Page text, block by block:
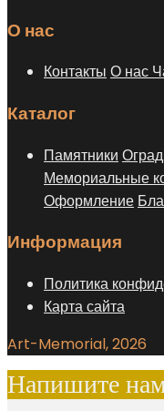
О нас
Контакты О нас
Каталог
Памятники
Мемориальные
Оформление
Информация
Политика
Карта сайта
Art-Memorial, 2026
Напишите